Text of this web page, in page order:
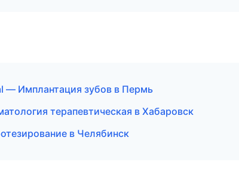
— Имплантация зубов в Пермь
терапевтическая в Хабаровск
в Челябинск